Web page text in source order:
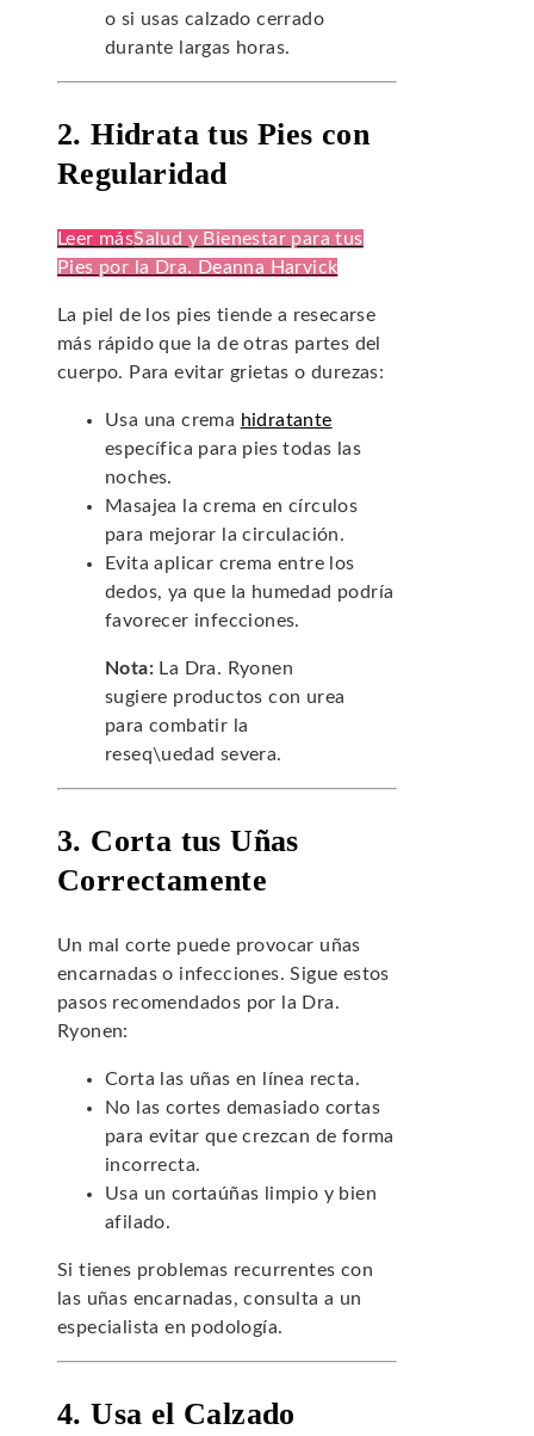
o si usas calzado cerrado
durante largas horas.
2. Hidrata tus Pies con
Regularidad
Leer másSalud y Bienestar para tus
Pies por la Dra. Deanna Harvick
La piel de los pies tiende a resecarse
más rápido que la de otras partes del
cuerpo. Para evitar grietas o durezas:
Usa una crema hidratante
específica para pies todas las
noches.
Masajea la crema en círculos
para mejorar la circulación.
Evita aplicar crema entre los
dedos, ya que la humedad podría
favorecer infecciones.
Nota: La Dra. Ryonen
sugiere productos con urea
para combatir la
reseq\uedad severa.
3. Corta tus Uñas
Correctamente
Un mal corte puede provocar uñas
encarnadas o infecciones. Sigue estos
pasos recomendados por la Dra.
Ryonen:
Corta las uñas en línea recta.
No las cortes demasiado cortas
para evitar que crezcan de forma
incorrecta.
Usa un cortaúñas limpio y bien
afilado.
Si tienes problemas recurrentes con
las uñas encarnadas, consulta a un
especialista en podología.
4. Usa el Calzado